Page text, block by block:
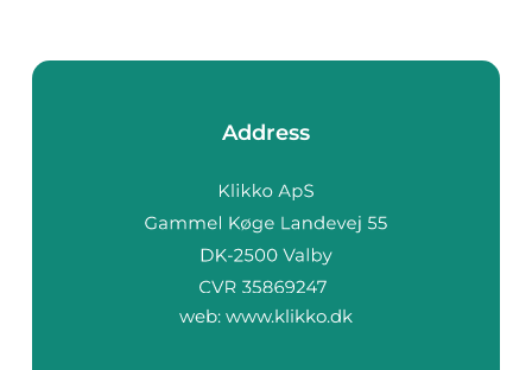
Address
web: www.klikko.dk